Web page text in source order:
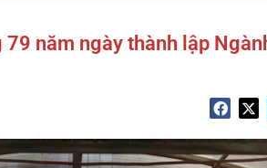
năm ngày thành lập